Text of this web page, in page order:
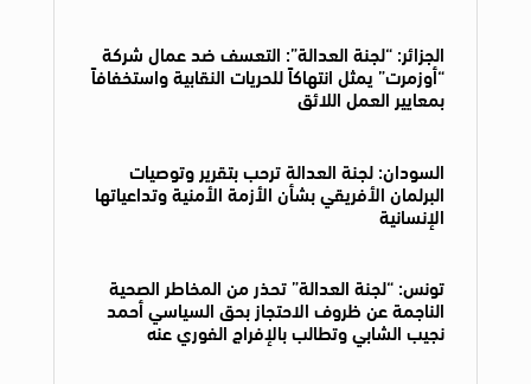
الجزائر: “لجنة العدالة”: التعسف ضد عمال شركة
“أوزمرت” يمثل انتهاكاً للحريات النقابية واستخفافاً
بمعايير العمل اللائق
السودان: لجنة العدالة ترحب بتقرير وتوصيات
البرلمان الأفريقي بشأن الأزمة الأمنية وتداعياتها
الإنسانية
تونس: “لجنة العدالة” تحذر من المخاطر الصحية
الناجمة عن ظروف الاحتجاز بحق السياسي أحمد
نجيب الشابي وتطالب بالإفراج الفوري عنه